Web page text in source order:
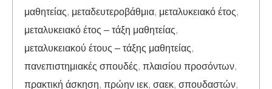
μαθητείας, μεταδευτεροβάθμια, μεταλυκειακό έτος,
μεταλυκειακό έτος – τάξη μαθητείας,
μεταλυκειακού έτους – τάξης μαθητείας,
πανεπιστημιακές σπουδές, πλαισίου προσόντων,
πρακτική άσκηση, πρώην ιεκ, σαεκ, σπουδαστών,